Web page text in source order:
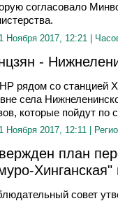
согласовало
Ноября 2017, 12:21 |
-
рядом со станцией
села
которые пойдут по
Ноября 2017, 12:11 |
план
совет